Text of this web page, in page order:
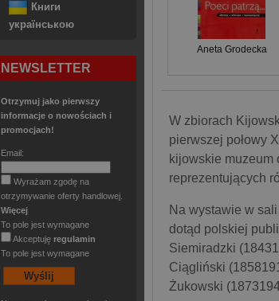
Книги
українською
NEWSLETTER
Otrzymuj jako pierwszy
informacje o nowościach i
promocjach!
Email:
Wyrażam zgodę na
otrzymywanie oferty handlowej.
Więcej
To pole jest wymagane
Akceptuję regulamin
To pole jest wymagane
Aneta Grodecka
W zbiorach
pierwszej połowy
kijowskie muzeum
reprezentujących
Na wystawie w
dotąd polskiej
Siemiradzki
Ciągliński
Żukowski